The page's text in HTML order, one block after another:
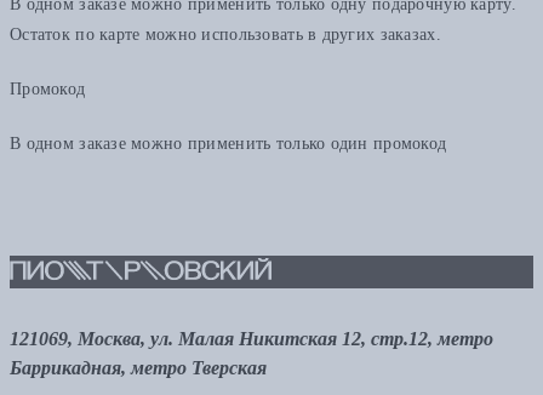
В одном заказе можно применить только одну подарочную карту.
Остаток по карте можно использовать в других заказах.
Промокод
В одном заказе можно применить только один промокод
121069, Москва, ул. Малая Никитская 12, стр.12, метро
Баррикадная, метро Тверская